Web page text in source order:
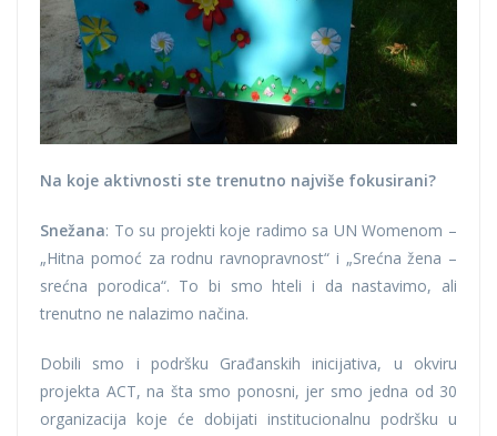
Na koje aktivnosti ste trenutno najviše fokusirani?
Snežana: To su projekti koje radimo sa UN Womenom –
„Hitna pomoć za rodnu ravnopravnost“ i „Srećna žena –
srećna porodica“. To bi smo hteli i da nastavimo, ali
trenutno ne nalazimo načina.
Dobili smo i podršku Građanskih inicijativa, u okviru
projekta ACT, na šta smo ponosni, jer smo jedna od 30
organizacija koje će dobijati institucionalnu podršku u